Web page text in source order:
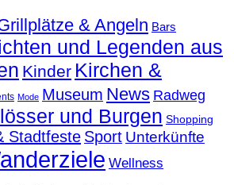
& Angeln Bars
und Legenden aus
Kinder Kirchen &
Mode Museum News Radweg
und Burgen Shopping
Stadtfeste Sport Unterkünfte
Wellness